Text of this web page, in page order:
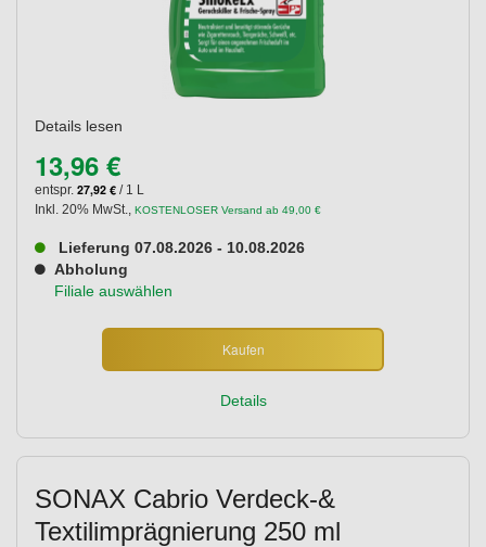
Details lesen
13,96 €
entspr. 27,92 € / 1 L
Inkl. 20% MwSt.
KOSTENLOSER Versand ab 49,00 €
Lieferung 07.08.2026 - 10.08.2026
Abholung
Filiale auswählen
Kaufen
Details
SONAX Cabrio Verdeck-&
Textilimprägnierung 250 ml